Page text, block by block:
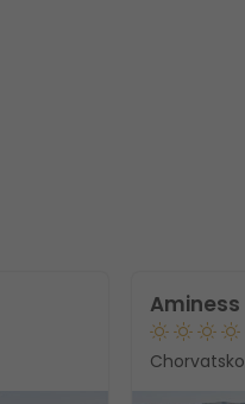
Chorvatsko